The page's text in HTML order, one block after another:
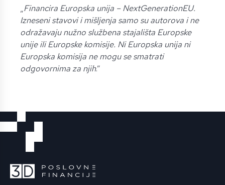
„Financira Europska unija – NextGenerationEU.
Izneseni stavovi i mišljenja samo su autorova i ne
odražavaju nužno službena stajališta Europske
unije ili Europske komisije. Ni Europska unija ni
Europska komisija ne mogu se smatrati
odgovornima za njih.”